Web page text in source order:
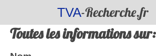
TVA-Recherche.fr
Toutes les informations sur: